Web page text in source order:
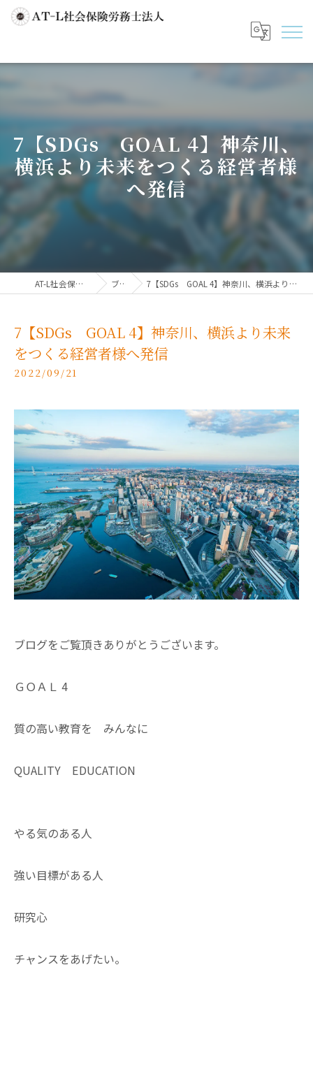
7【SDGs GOAL 4】神奈川、
横浜より未来をつくる経営者様
へ発信
AT-L社会保険労務士法人 ブログ 7【SDGs GOAL 4】神奈川、横浜より未来をつくる経営者様へ発信
7【SDGs GOAL 4】神奈川、横浜より未来
をつくる経営者様へ発信
2022/09/21
ブログをご覧頂きありがとうございます。
ＧＯＡＬ 4
質の高い教育を みんなに
QUALITY EDUCATION
やる気のある人
強い目標がある人
研究心
チャンスをあげたい。